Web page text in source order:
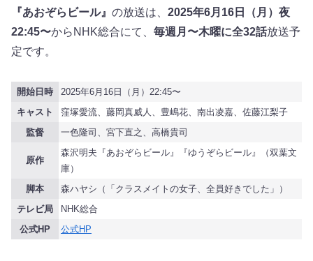
『あおぞらビール』 の放送は、 2025年6月16日（月）夜
22:45〜からNHK総合にて、 毎週月〜木曜に全32話放送予
定です。
開始日時
2025年6月16日（月）22:45〜
キャスト
窪塚愛流、藤岡真威人、豊嶋花、南出凌嘉、佐藤江梨子
監督
一色隆司、宮下直之、高橋貴司
原作
森沢明夫『あおぞらビール』『ゆうぞらビール』（双葉文
庫）
脚本
森ハヤシ（「クラスメイトの女子、全員好きでした」）
テレビ局
NHK総合
公式HP
公式HP